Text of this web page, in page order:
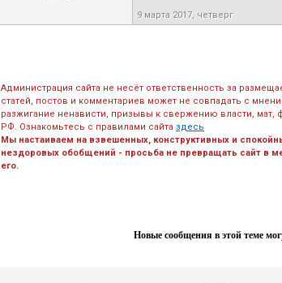
9 марта 2017, четверг
Администрация сайта не несёт ответственность за
статей, постов и комментариев может не совпадать с
разжигание ненависти, призывы к свержению власти, мат,
РФ. Ознакомьтесь с правилами сайта здесь
Мы настаиваем на взвешенных, конструктивных и
нездоровых обобщений - просьба не превращать сайт в
его.
Новые сообщения в этой теме